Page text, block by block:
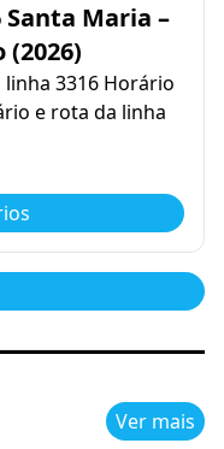
Maria –
3316 Horário
e rota da linha
Ver mais